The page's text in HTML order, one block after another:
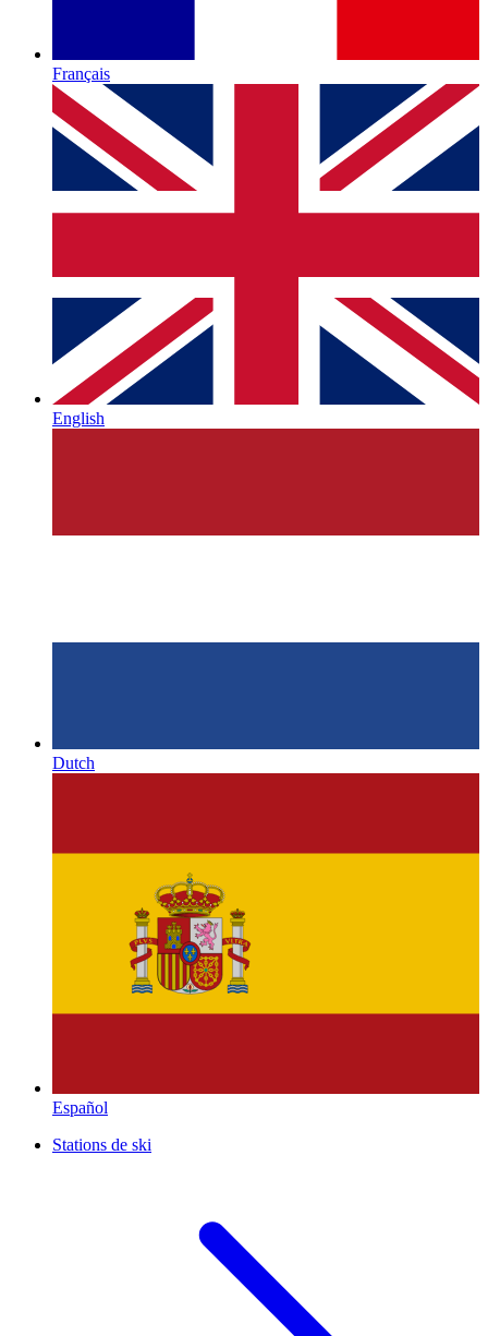
Français
English
Dutch
Español
Stations de ski